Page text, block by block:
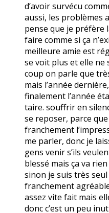
d’avoir survécu
aussi, les problèmes
pense que je préfère
faire comme si ça
meilleure amie est
se voit plus et elle ne
coup on parle que
mais l’année
finalement l’année
taire. souffrir en
se reposer, parce
franchement
me parler, donc je
gens venir s’ils
blessé mais ça va
sinon je suis très seul
franchement
assez vite fait mais
donc c’est un peu